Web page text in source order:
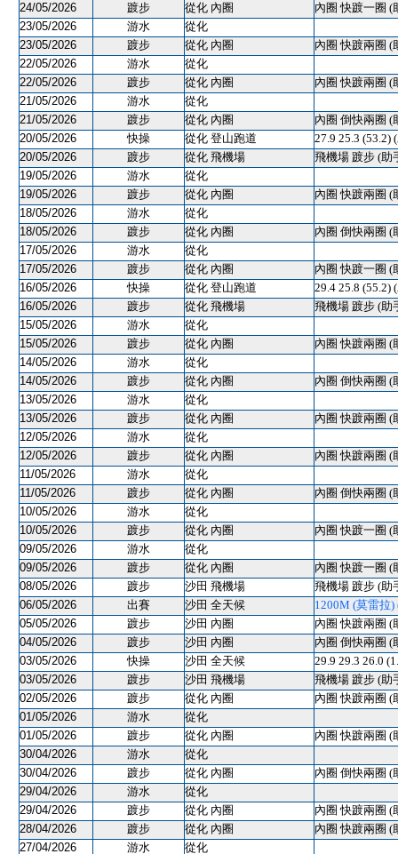
24/05/2026
踱步 從化 內圈
內圈 快踱一圈 (
23/05/2026
游水
從化
23/05/2026
踱步 從化 內圈
內圈 快踱兩圈 (
22/05/2026
游水
從化
22/05/2026
踱步 從化 內圈
內圈 快踱兩圈 (
21/05/2026
游水
從化
21/05/2026
踱步 從化 內圈
內圈 倒快兩圈 (
20/05/2026
快操 從化 登山跑道
27.9 25.3 (53.2)
20/05/2026
踱步 從化 飛機場
飛機場 踱步 (助
19/05/2026
游水
從化
19/05/2026
踱步 從化 內圈
內圈 快踱兩圈 (
18/05/2026
游水
從化
18/05/2026
踱步 從化 內圈
內圈 倒快兩圈 (
17/05/2026
游水
從化
17/05/2026
踱步 從化 內圈
內圈 快踱一圈 (
16/05/2026
快操 從化 登山跑道
29.4 25.8 (55.2)
16/05/2026
踱步 從化 飛機場
飛機場 踱步 (助
15/05/2026
游水
從化
15/05/2026
踱步 從化 內圈
內圈 快踱兩圈 (
14/05/2026
游水
從化
14/05/2026
踱步 從化 內圈
內圈 倒快兩圈 (
13/05/2026
游水
從化
13/05/2026
踱步 從化 內圈
內圈 快踱兩圈 (
12/05/2026
游水
從化
12/05/2026
踱步 從化 內圈
內圈 快踱兩圈 (
11/05/2026
游水
從化
11/05/2026
踱步 從化 內圈
內圈 倒快兩圈 (
10/05/2026
游水
從化
10/05/2026
踱步 從化 內圈
內圈 快踱一圈 (
09/05/2026
游水
從化
09/05/2026
踱步 從化 內圈
內圈 快踱一圈 (
08/05/2026
踱步 沙田 飛機場
飛機場 踱步 (助
06/05/2026
出賽 沙田 全天候
1200M (莫雷拉)
05/05/2026
踱步 沙田 內圈
內圈 快踱兩圈 (
04/05/2026
踱步 沙田 內圈
內圈 倒快兩圈 (
03/05/2026
快操 沙田 全天候
29.9 29.3 26.0
03/05/2026
踱步 沙田 飛機場
飛機場 踱步 (助
02/05/2026
踱步 從化 內圈
內圈 快踱兩圈 (
01/05/2026
游水
從化
01/05/2026
踱步 從化 內圈
內圈 快踱兩圈 (
30/04/2026
游水
從化
30/04/2026
踱步 從化 內圈
內圈 倒快兩圈 (
29/04/2026
游水
從化
29/04/2026
踱步 從化 內圈
內圈 快踱兩圈 (
28/04/2026
踱步 從化 內圈
內圈 快踱兩圈 (
27/04/2026
游水 從化